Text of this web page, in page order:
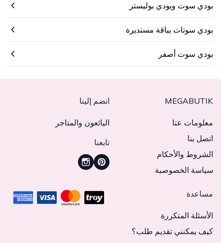
بودي سوت وبودي بوليستر
بودي سوتات بياقة مستديرة
بودي سوت أصفر
MEGABUTIK
معلومات عنا
اتصل بنا
الشروط والأحكام
سياسة الخصوصية
انضم إلينا
البائعون والمتاجر
تابعنا
مساعدة
الأسئلة المتكررة
كيف يمكنني تقديم طلب؟